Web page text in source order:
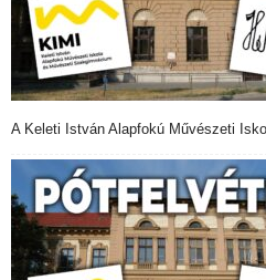
A Keleti István Alapfokú Művészeti